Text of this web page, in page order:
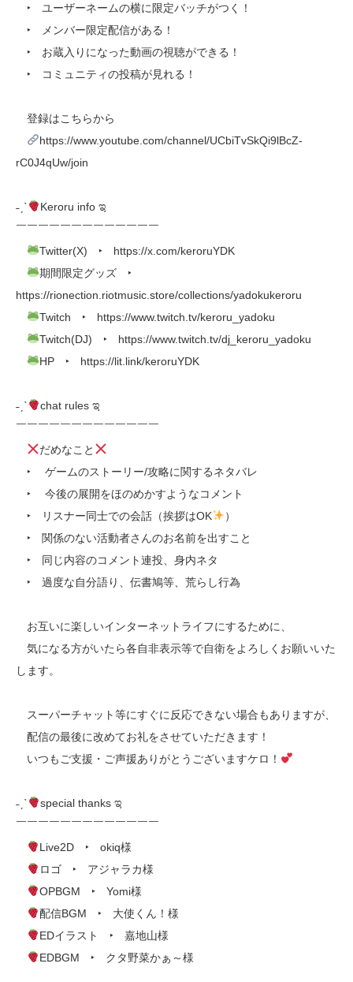
‣ ユーザーネームの横に限定バッチがつく！
‣ メンバー限定配信がある！
‣ お蔵入りになった動画の視聴ができる！
‣ コミュニティの投稿が見れる！
登録はこちらから
https://www.youtube.com/channel/UCbiTvSkQi9lBcZ-
rC0J4qUw/join
˗ˏˋ
Keroru info ಇ
￣￣￣￣￣￣￣￣￣￣￣￣￣
Twitter(X) ‣ https://x.com/keroruYDK
期間限定グッズ ‣
https://rionection.riotmusic.store/collections/yadokukeroru
Twitch ‣ https://www.twitch.tv/keroru_yadoku
Twitch(DJ) ‣ https://www.twitch.tv/dj_keroru_yadoku
HP ‣ https://lit.link/keroruYDK
˗ˏˋ
chat rules ಇ
￣￣￣￣￣￣￣￣￣￣￣￣￣
だめなこと
‣ ゲームのストーリー/攻略に関するネタバレ
‣ 今後の展開をほのめかすようなコメント
‣ リスナー同士での会話（挨拶はOK
）
‣ 関係のない活動者さんのお名前を出すこと
‣ 同じ内容のコメント連投、身内ネタ
‣ 過度な自分語り、伝書鳩等、荒らし行為
お互いに楽しいインターネットライフにするために、
気になる方がいたら各自非表示等で自衛をよろしくお願いいた
します。
スーパーチャット等にすぐに反応できない場合もありますが、
配信の最後に改めてお礼をさせていただきます！
いつもご支援・ご声援ありがとうございますケロ！
˗ˏˋ
special thanks ಇ
￣￣￣￣￣￣￣￣￣￣￣￣￣
Live2D ‣ okiq様
ロゴ ‣ アジャラカ様
OPBGM ‣ Yomi様
配信BGM ‣ 大使くん！様
EDイラスト ‣ 嘉地山様
EDBGM ‣ クタ野菜かぁ～様